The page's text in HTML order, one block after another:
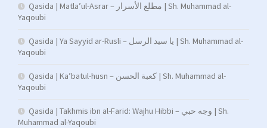
Qasida | Matla’ul-Asrar – مطلع الأسرار | Sh. Muhammad al-
Yaqoubi
Qasida | Ya Sayyid ar-Rusli – يا سيد الرسل | Sh. Muhammad al-
Yaqoubi
Qasida | Ka’batul-husn – كعبة الحسن | Sh. Muhammad al-
Yaqoubi
Qasida | Takhmis ibn al-Farid: Wajhu Hibbi – وجه حبي | Sh.
Muhammad al-Yaqoubi